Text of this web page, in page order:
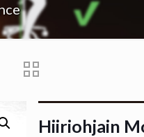
Hiiriohjain